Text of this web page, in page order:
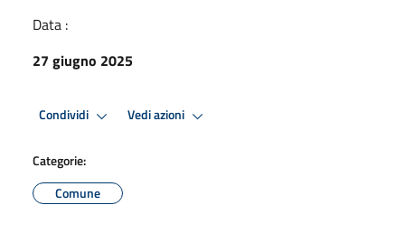
Data :
27 giugno 2025
Condividi Vedi azioni
Categorie:
Comune